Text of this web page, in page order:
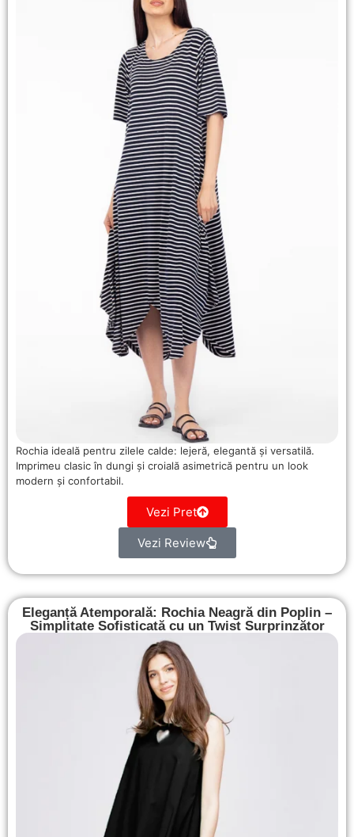
Rochia ideală pentru zilele calde: lejeră, elegantă și versatilă.
Imprimeu clasic în dungi și croială asimetrică pentru un look
modern și confortabil.
Vezi Pret
Vezi Review
Eleganță Atemporală: Rochia Neagră din Poplin –
Simplitate Sofisticată cu un Twist Surprinzător